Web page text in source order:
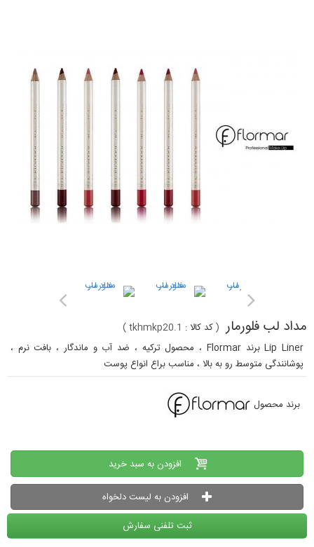
مداد لب فلورمار (کد کالا : tkhmkp20.1
)
Lip Liner برند Flormar ، محصول ترکیه ، ضد آب و ماندگار ، بافت نرم ،
پوشانندگی متوسط رو به بالا ، مناسب براع انواع پوست
برند محصول
افزودن به سبد خرید
افزودن به لیست دلخواه
ثبت تلفنی سفارش